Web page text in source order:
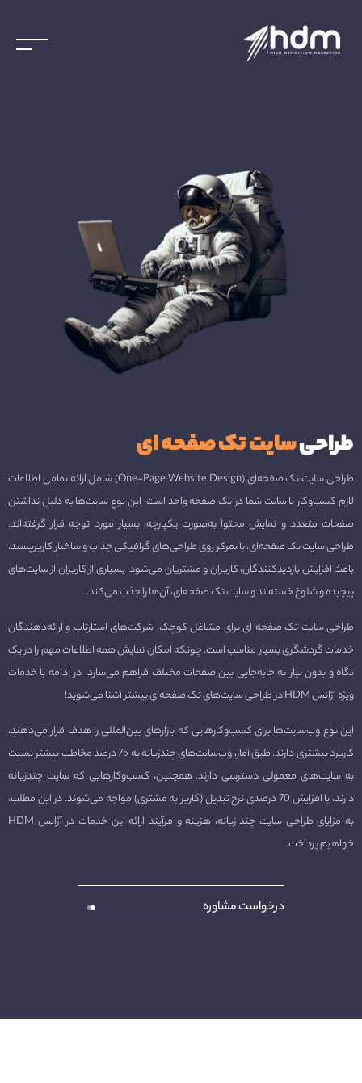
طراحیسایت تک صفحه ای
طراحی سایت تک صفحه‌ای (One-Page Website Design) شامل ارائه تمامی اطلاعات
لازم کسب‌وکار یا سایت شما در یک صفحه واحد است. این نوع سایت‌ها به دلیل نداشتن
صفحات متعدد و نمایش محتوا به‌صورت یکپارچه، بسیار مورد توجه قرار گرفته‌اند.
طراحی سایت تک صفحه‌ای، با تمرکز روی طراحی‌های گرافیکی جذاب و ساختار کاربرپسند،
باعث افزایش بازدیدکنندگان، کاربران و مشتریان می‌شود. بسیاری از کاربران از سایت‌های
پیچیده و شلوغ خسته‌اند و سایت تک صفحه‌ای، آن‌ها را جذب می‌کند.
طراحی سایت تک صفحه ای برای مشاغل کوچک، شرکت‌های استارتاپ و ارائه‌دهندگان
خدمات گردشگری بسیار مناسب است. چونکه امکان نمایش همه اطلاعات مهم را در یک
نگاه و بدون نیاز به جابه‌جایی بین صفحات مختلف فراهم می‌سازد. در ادامه با خدمات
ویژه آژانس HDM در طراحی سایت‌های تک صفحه‌ای بیشتر آشنا می‌شوید!
این نوع وب‌سایت‌ها برای کسب‌وکارهایی که بازارهای بین‌المللی را هدف قرار می‌دهند،
کاربرد بیشتری دارند. طبق آمار، وب‌سایت‌های چندزبانه به 75 درصد مخاطب بیشتر نسبت
به سایت‌های معمولی دسترسی دارند. همچنین، کسب‌وکارهایی که سایت چندزبانه
دارند، با افزایش 70 درصدی نرخ تبدیل (کاربر به مشتری) مواجه می‌شوند. در این مطلب،
به مزایای طراحی سایت چند زبانه، هزینه و فرآیند ارائه این خدمات در آژانس HDM
خواهیم پرداخت.
درخواست مشاوره